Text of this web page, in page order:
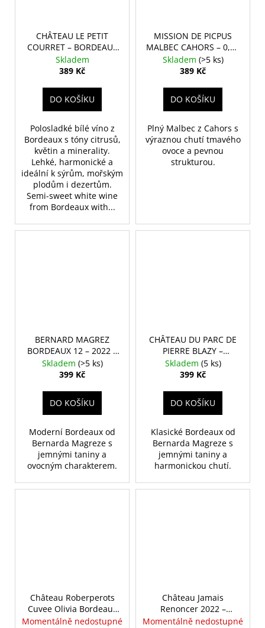
CHÂTEAU LE PETIT
COURRET – BORDEAUX
BLANC
Skladem
389 Kč
DO KOŠÍKU
Polosladké bílé víno z
Bordeaux s tóny citrusů,
květin a minerality.
Lehké, harmonické a
ideální k sýrům, mořským
plodům i dezertům.
Semi-sweet white wine
from Bordeaux with...
MISSION DE PICPUS
MALBEC CAHORS – 0,75
L
Skladem (>5 ks)
389 Kč
DO KOŠÍKU
Plný Malbec z Cahors s
výraznou chutí tmavého
ovoce a pevnou
strukturou.
BERNARD MAGREZ
BORDEAUX 12 – 2022 –
0,75 L
Skladem (>5 ks)
399 Kč
DO KOŠÍKU
Moderní Bordeaux od
Bernarda Magreze s
jemnými taniny a
ovocným charakterem.
CHÂTEAU DU PARC DE
PIERRE BLAZY –
BORDEAUX – 2022 –
0.75 L
Skladem (5 ks)
399 Kč
DO KOŠÍKU
Klasické Bordeaux od
Bernarda Magreze s
jemnými taniny a
harmonickou chutí.
Château Roberperots
Cuvee Olivia Bordeaux
Superieur
Momentálně nedostupné
Château Jamais
Renoncer 2022 –
Bernard Magrez,
Momentálně nedostupné